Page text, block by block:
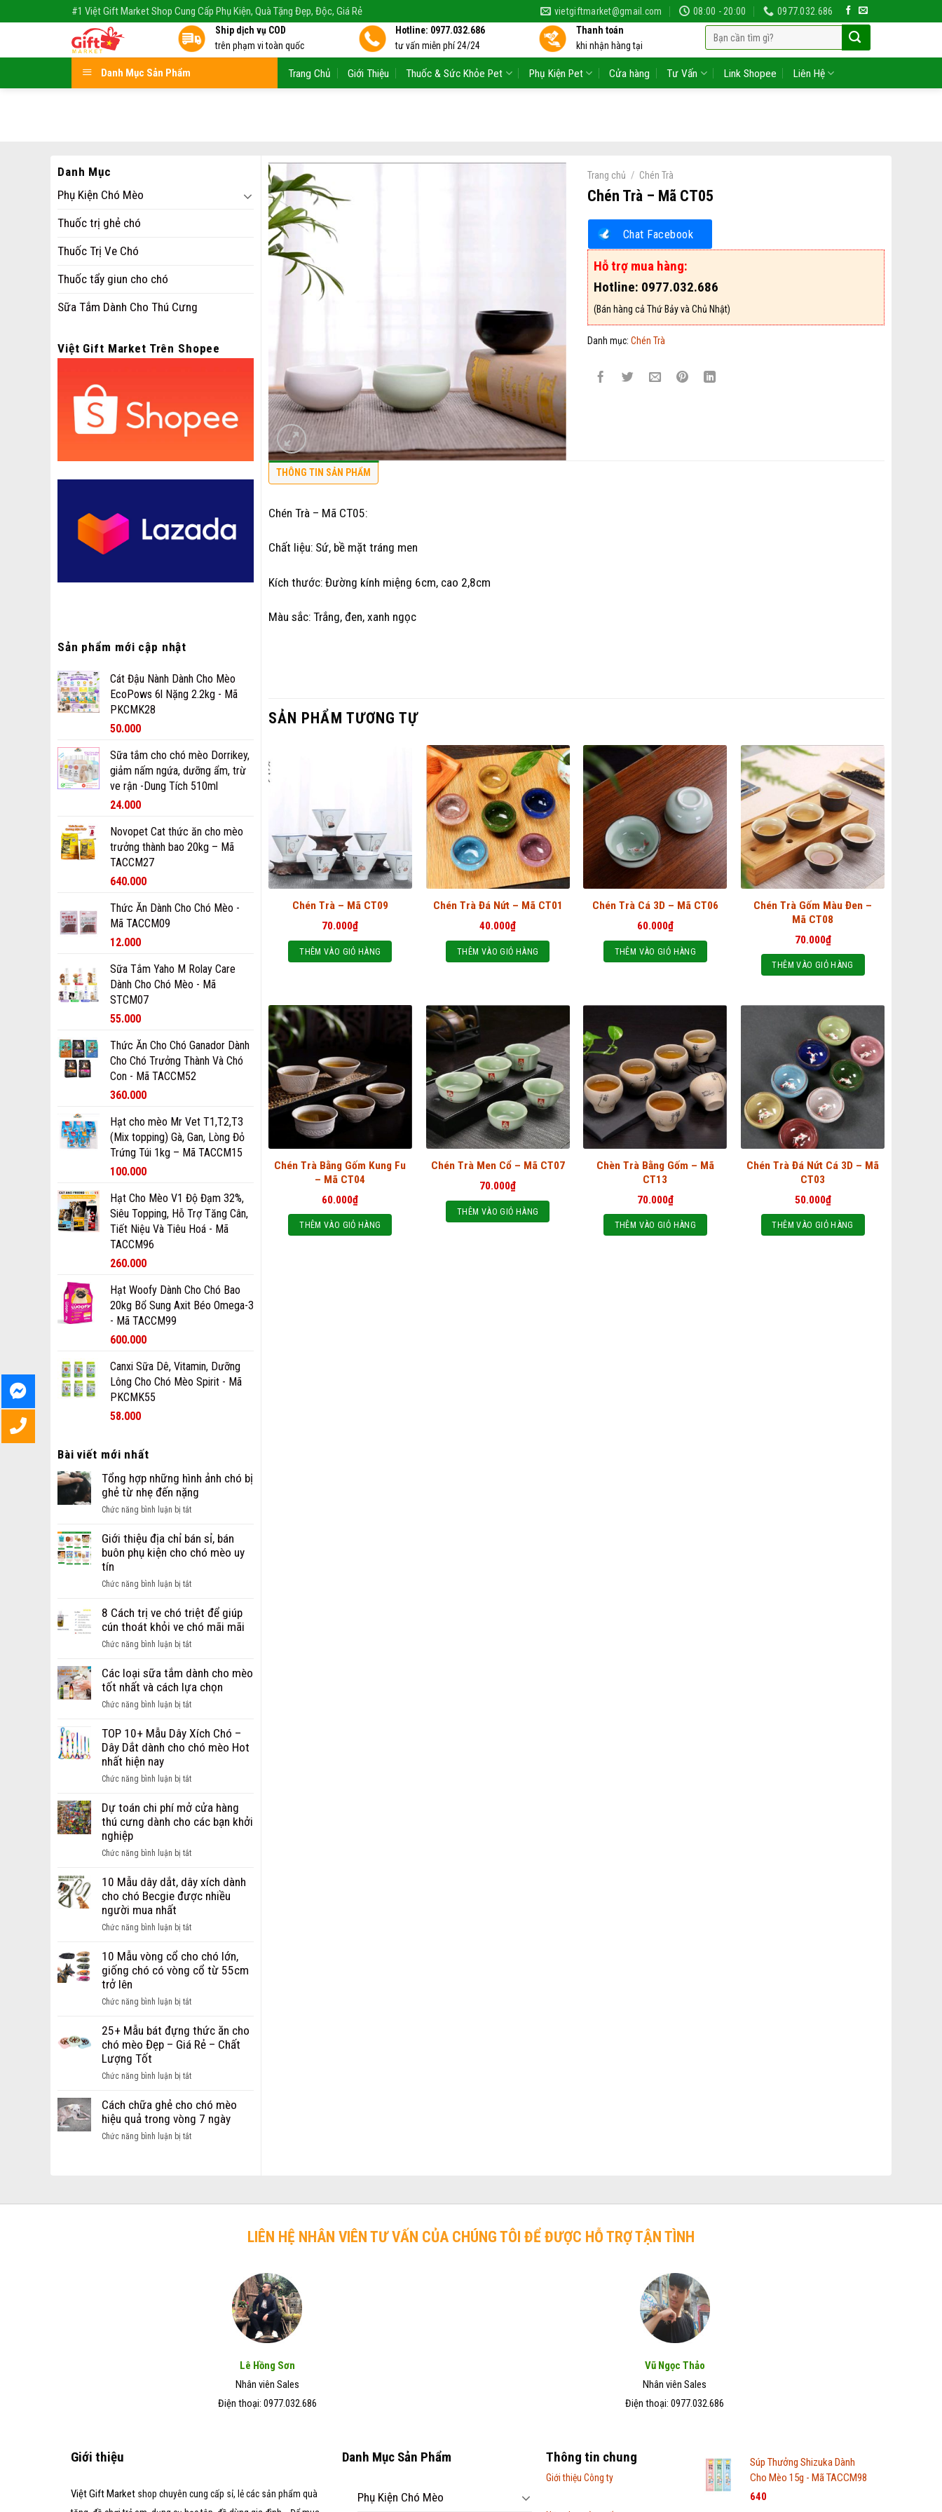
#1 Việt Gift Market Shop Cung Cấp Phụ Kiện, Quà Tặng Đẹp, Độc, Giá Rẻ vietgiftmarket@gmail.com 08:00 - 20:00
0977.032.686
Ship dịch vụ COD
trên phạm vi toàn quốc
Hotline: 0977.032.686
tư vấn miễn phí 24/24
Thanh toán
khi nhận hàng tại
Tìm
kiếm:
Danh Mục Sản Phẩm Trang Chủ Giới Thiệu Thuốc & Sức Khỏe Pet Phụ Kiện Pet Cửa hàng Tư Vấn Link Shopee Liên Hệ
Danh Mục
Phụ Kiện Chó Mèo
Thuốc trị ghẻ chó
Thuốc Trị Ve Chó
Thuốc tẩy giun cho chó
Sữa Tắm Dành Cho Thú Cưng
Việt Gift Market Trên Shopee
Sản phẩm mới cập nhật
Cát Đậu Nành Dành Cho Mèo
EcoPows 6l Nặng 2.2kg - Mã
PKCMK28
50.000
Sữa tắm cho chó mèo Dorrikey,
giảm nấm ngứa, dưỡng ẩm, trừ
ve rận -Dung Tích 510ml
24.000
Novopet Cat thức ăn cho mèo
trưởng thành bao 20kg – Mã
TACCM27
640.000
Thức Ăn Dành Cho Chó Mèo -
Mã TACCM09
12.000
Sữa Tắm Yaho M Rolay Care
Dành Cho Chó Mèo - Mã
STCM07
55.000
Thức Ăn Cho Chó Ganador Dành
Cho Chó Trưởng Thành Và Chó
Con - Mã TACCM52
360.000
Hạt cho mèo Mr Vet T1,T2,T3
(Mix topping) Gà, Gan, Lòng Đỏ
Trứng Túi 1kg – Mã TACCM15
100.000
Hạt Cho Mèo V1 Độ Đạm 32%,
Siêu Topping, Hỗ Trợ Tăng Cân,
Tiết Niệu Và Tiêu Hoá - Mã
TACCM96
260.000
Hạt Woofy Dành Cho Chó Bao
20kg Bổ Sung Axit Béo Omega-3
- Mã TACCM99
600.000
Canxi Sữa Dê, Vitamin, Dưỡng
Lông Cho Chó Mèo Spirit - Mã
PKCMK55
58.000
Bài viết mới nhất
Tổng hợp những hình ảnh chó bị
ghẻ từ nhẹ đến nặng
Chức năng bình luận bị tắtở
hợp
những
chó
ghẻ
từ
nhẹ
nặng
Giới thiệu địa chỉ bán sỉ, bán
buôn phụ kiện cho chó mèo uy
tín
Chức năng bình luận bị tắtở
thiệu
địa
bán
bán
buôn
phụ
cho
chó
tín
8 Cách trị ve chó triệt để giúp
cún thoát khỏi ve chó mãi mãi
Chức năng bình luận bị tắtở
Cách
trị
chó
để
giúp
thoát
ve
chó
Các loại sữa tắm dành cho mèo
tốt nhất và cách lựa chọn
Chức năng bình luận bị tắtở
loại
sữa
cho
tốt
nhất
cách
chọn
TOP 10+ Mẫu Dây Xích Chó –
Dây Dắt dành cho chó mèo Hot
nhất hiện nay
Chức năng bình luận bị tắtở
10+
Mẫu
Chó
Dây
Dắt
cho
Hot
nhất
nay
Dự toán chi phí mở cửa hàng
thú cưng dành cho các bạn khởi
nghiệp
Chức năng bình luận bị tắtở
toán
chi
cửa
thú
cưng
cho
bạn
khởi
nghiệp
10 Mẫu dây dắt, dây xích dành
cho chó Becgie được nhiều
người mua nhất
Chức năng bình luận bị tắtở
Mẫu
dây
xích
cho
chó
được
người
mua
nhất
10 Mẫu vòng cổ cho chó lớn,
giống chó có vòng cổ từ 55cm
trở lên
Chức năng bình luận bị tắtở
Mẫu
vòng
chó
giống
chó
có
25+ Mẫu bát đựng thức ăn cho
chó mèo Đẹp – Giá Rẻ – Chất
Lượng Tốt
Chức năng bình luận bị tắtở
Mẫu
bát
thức
Cách chữa ghẻ cho chó mèo
hiệu quả trong vòng 7 ngày
Chức năng bình luận bị tắtở
chó
Trang chủ / Chén Trà
Chén Trà – Mã CT05
Chat Facebook
Hỗ trợ mua hàng:
Hotline: 0977.032.686
(Bán hàng cả Thứ Bảy và Chủ Nhật)
Danh mục: Chén Trà
THÔNG TIN SẢN PHẨM
Chén Trà – Mã CT05:
Chất liệu: Sứ, bề mặt tráng men
Kích thước: Đường kính miệng 6cm, cao 2,8cm
Màu sắc: Trắng, đen, xanh ngọc
SẢN PHẨM TƯƠNG TỰ
Chén Trà – Mã CT09
70.000₫
THÊM VÀO GIỎ HÀNG
Chén Trà Đá Nứt – Mã CT01
40.000₫
THÊM VÀO GIỎ HÀNG
Chén Trà Cá 3D – Mã CT06
60.000₫
THÊM VÀO GIỎ HÀNG
Chén Trà Gốm Màu Đen –
Mã CT08
70.000₫
THÊM VÀO GIỎ HÀNG
Chén Trà Bằng Gốm Kung Fu
– Mã CT04
60.000₫
THÊM VÀO GIỎ HÀNG
Chén Trà Men Cổ – Mã CT07
70.000₫
THÊM VÀO GIỎ HÀNG
Chèn Trà Bằng Gốm – Mã
CT13
70.000₫
THÊM VÀO GIỎ HÀNG
Chén Trà Đá Nứt Cá 3D – Mã
CT03
50.000₫
THÊM VÀO GIỎ HÀNG
LIÊN HỆ NHÂN VIÊN TƯ VẤN CỦA CHÚNG TÔI ĐỂ ĐƯỢC HỖ TRỢ TẬN TÌNH
Lê Hồng Sơn
Nhân viên Sales
Điện thoại: 0977.032.686
Vũ Ngọc Thảo
Nhân viên Sales
Điện thoại: 0977.032.686
Giới thiệu
Việt Gift Marketshop chuyên cung cấp sỉ, lẻ các sản phẩm quà
Danh Mục Sản Phẩm
Phụ Kiện Chó Mèo
Thông tin chung
Giới thiệu Công ty
Súp Thưởng Shizuka Dành
Cho Mèo 15g - Mã TACCM98
640